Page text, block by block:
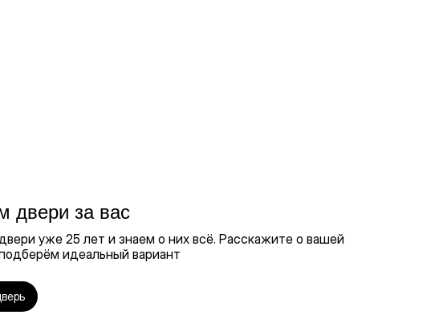
двери за вас
уже 25 лет и знаем о них всё. Расскажите о вашей
идеальный вариант